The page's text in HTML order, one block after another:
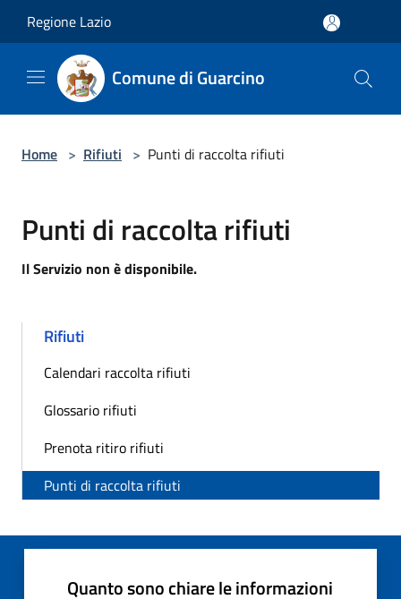
Regione Lazio
Comune di Guarcino
Home > Rifiuti > Punti di raccolta rifiuti
Punti di raccolta rifiuti
Il Servizio non è disponibile.
Rifiuti
Calendari raccolta rifiuti
Glossario rifiuti
Prenota ritiro rifiuti
Punti di raccolta rifiuti
Quanto sono chiare le informazioni